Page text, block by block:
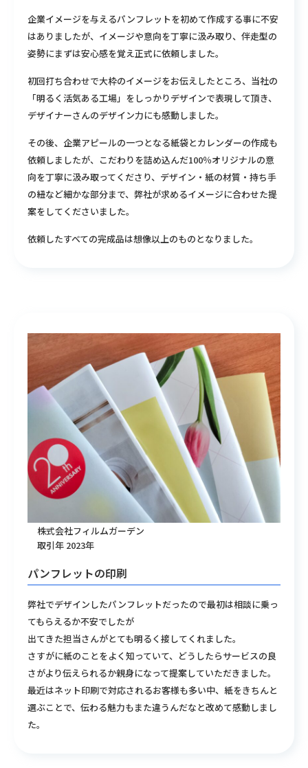
企業イメージを与えるパンフレットを初めて作成する事に不安
はありましたが、イメージや意向を丁寧に汲み取り、伴走型の
姿勢にまずは安心感を覚え正式に依頼しました。
初回打ち合わせで大枠のイメージをお伝えしたところ、当社の
「明るく活気ある工場」をしっかりデザインで表現して頂き、
デザイナーさんのデザイン力にも感動しました。
その後、企業アピールの一つとなる紙袋とカレンダーの作成も
依頼しましたが、こだわりを詰め込んだ100％オリジナルの意
向を丁寧に汲み取ってくださり、デザイン・紙の材質・持ち手
の紐など細かな部分まで、弊社が求めるイメージに合わせた提
案をしてくださいました。
依頼したすべての完成品は想像以上のものとなりました。
株式会社フィルムガーデン
取引年 2023年
パンフレットの印刷
弊社でデザインしたパンフレットだったので最初は相談に乗っ
てもらえるか不安でしたが
出てきた担当さんがとても明るく接してくれました。
さすがに紙のことをよく知っていて、どうしたらサービスの良
さがより伝えられるか親⾝になって提案していただきました。
最近はネット印刷で対応されるお客様も多い中、紙をきちんと
選ぶことで、伝わる魅⼒もまた違うんだなと改めて感動しまし
た。